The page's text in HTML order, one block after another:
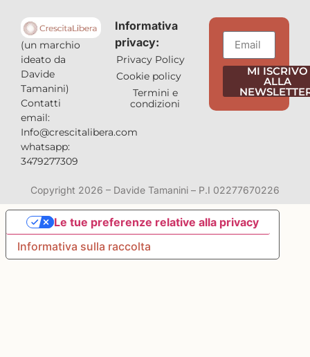
(un marchio
ideato da
Davide
Tamanini)
Contatti
email:
Info@crescitalibera.com
whatsapp:
3479277309
Informativa
privacy:
Privacy Policy
Cookie policy
Termini e
condizioni
MI ISCRIVO
ALLA
Copyright 2026 – Davide Tamanini – P.I 02277670226
Informativa sulla raccolta
Le tue preferenze relative alla privacy